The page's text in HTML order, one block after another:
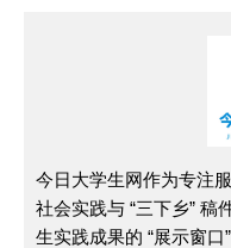
今日大学生网作为专注
社会实践与 “三下乡” 稿
生实践成果的 “展示窗口